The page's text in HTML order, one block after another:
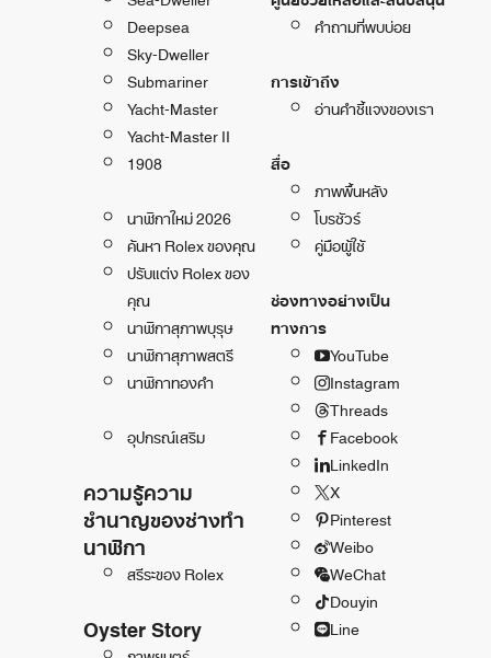
Deepsea
Sky-Dweller
Submariner
Yacht-Master
Yacht-Master II
1908
นาฬิกาใหม่ 2026
ค้นหา Rolex ของคุณ
ปรับแต่ง Rolex ของ
คุณ
นาฬิกาสุภาพบุรุษ
นาฬิกาสุภาพสตรี
นาฬิกาทองคำ
อุปกรณ์เสริม
ความรู้ความ
ชำนาญของช่างทำ
นาฬิกา
สรีระของ Rolex
Oyster Story
คำถามที่พบบ่อย
การเข้าถึง
อ่านคำชี้แจงของเรา
สื่อ
ภาพพื้นหลัง
โบรชัวร์
คู่มือผู้ใช้
ช่องทางอย่างเป็น
ทางการ
YouTube
Instagram
Threads
Facebook
LinkedIn
X
Pinterest
Weibo
WeChat
Douyin
Line